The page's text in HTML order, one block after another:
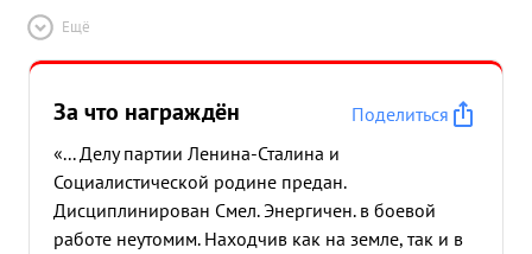
Ещё
За что награждён
Поделиться
«... Делу партии Ленина-Сталина и
Социалистической родине предан.
Дисциплинирован Смел. Энергичен. в боевой
работе неутомим. Находчив как на земле, так и в